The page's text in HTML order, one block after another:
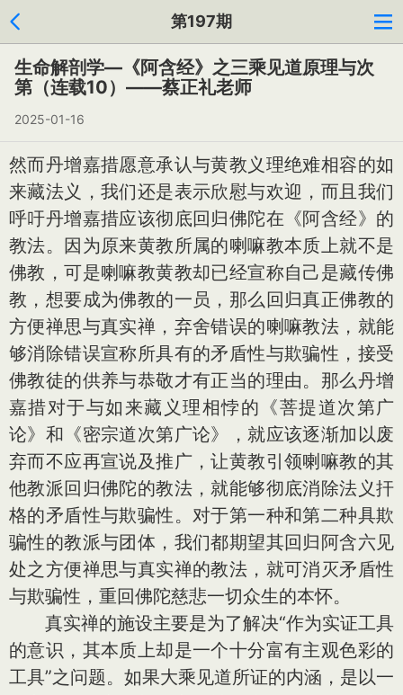
第197期
生命解剖学—《阿含经》之三乘见道原理与次
第（连载10）——蔡正礼老师
2025-01-16
然而丹增嘉措愿意承认与黄教义理绝难相容的如
来藏法义，我们还是表示欣慰与欢迎，而且我们
呼吁丹增嘉措应该彻底回归佛陀在《阿含经》的
教法。因为原来黄教所属的喇嘛教本质上就不是
佛教，可是喇嘛教黄教却已经宣称自己是藏传佛
教，想要成为佛教的一员，那么回归真正佛教的
方便禅思与真实禅，弃舍错误的喇嘛教法，就能
够消除错误宣称所具有的矛盾性与欺骗性，接受
佛教徒的供养与恭敬才有正当的理由。那么丹增
嘉措对于与如来藏义理相悖的《菩提道次第广
论》和《密宗道次第广论》，就应该逐渐加以废
弃而不应再宣说及推广，让黄教引领喇嘛教的其
他教派回归佛陀的教法，就能够彻底消除法义扞
格的矛盾性与欺骗性。对于第一种和第二种具欺
骗性的教派与团体，我们都期望其回归阿含六见
处之方便禅思与真实禅的教法，就可消灭矛盾性
与欺骗性，重回佛陀慈悲一切众生的本怀。
真实禅的施设主要是为了解决“作为实证工具
的意识，其本质上却是一个十分富有主观色彩的
工具”之问题。如果大乘见道所证的内涵，是以一